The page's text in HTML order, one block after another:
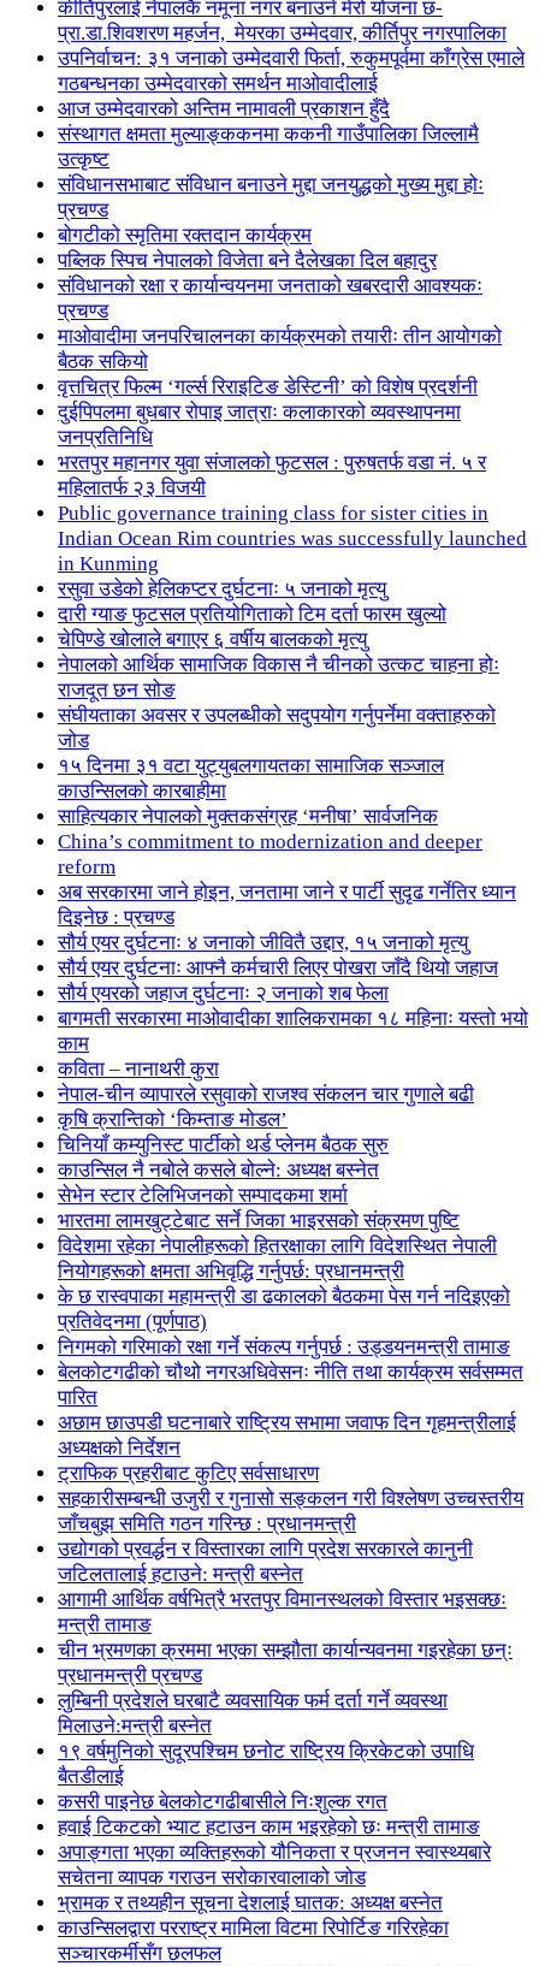
कीर्तिपुरलाई नेपालकै नमूना नगर बनाउने मेरो योजना छ-
प्रा.डा.शिवशरण महर्जन, मेयरका उम्मेदवार, कीर्तिपुर नगरपालिका
उपनिर्वाचन: ३१ जनाको उम्मेदवारी फिर्ता, रुकुमपूर्वमा काँग्रेस एमाले
गठबन्धनका उम्मेदवारको समर्थन माओवादीलाई
आज उम्मेदवारको अन्तिम नामावली प्रकाशन हुँदै
संस्थागत क्षमता मुल्याङ्ककनमा ककनी गाउँपालिका जिल्लामै
उत्कृष्ट
संविधानसभाबाट संविधान बनाउने मुद्दा जनयुद्धको मुख्य मुद्दा होः
प्रचण्ड
बोगटीको स्मृतिमा रक्तदान कार्यक्रम
पब्लिक स्पिच नेपालको विजेता बने दैलेखका दिल बहादुर
संविधानको रक्षा र कार्यान्वयनमा जनताको खबरदारी आवश्यकः
प्रचण्ड
माओवादीमा जनपरिचालनका कार्यक्रमको तयारीः तीन आयोगको
बैठक सकियो
वृत्तचित्र फिल्म ‘गर्ल्स रिराइटिङ डेस्टिनी’ को विशेष प्रदर्शनी
दुईपिपलमा बुधबार रोपाइ जात्राः कलाकारको व्यवस्थापनमा
जनप्रतिनिधि
भरतपुर महानगर युवा संजालको फुटसल : पुरुषतर्फ वडा नं. ५ र
महिलातर्फ २३ विजयी
Public governance training class for sister cities in
Indian Ocean Rim countries was successfully launched
in Kunming
रसुवा उडेको हेलिकप्टर दुर्घटनाः ५ जनाको मृत्यु
दारी ग्याङ फुटसल प्रतियोगिताको टिम दर्ता फारम खुल्यो
चेपिण्डे खोलाले बगाएर ६ वर्षीय बालकको मृत्यु
नेपालको आर्थिक सामाजिक विकास नै चीनको उत्कट चाहना होः
राजदूत छन सोङ
संघीयताका अवसर र उपलब्धीको सदुपयोग गर्नुपर्नेमा वक्ताहरुको
जोड
१५ दिनमा ३१ वटा युट्युबलगायतका सामाजिक सञ्जाल
काउन्सिलको कारबाहीमा
साहित्यकार नेपालको मुक्तकसंग्रह ‘मनीषा’ सार्वजनिक
China’s commitment to modernization and deeper
reform
अब सरकारमा जाने होइन, जनतामा जाने र पार्टी सुदृढ गर्नेतिर ध्यान
दिइनेछ : प्रचण्ड
सौर्य एयर दुर्घटनाः ४ जनाको जीवितै उद्दार, १५ जनाको मृत्यु
सौर्य एयर दुर्घटनाः आफ्नै कर्मचारी लिएर पोखरा जाँदै थियो जहाज
सौर्य एयरको जहाज दुर्घटनाः २ जनाको शब फेला
बागमती सरकारमा माओवादीका शालिकरामका १८ महिनाः यस्तो भयो
काम
कविता – नानाथरी कुरा
नेपाल-चीन व्यापारले रसुवाको राजश्व संकलन चार गुणाले बढी
कृषि क्रान्तिको ‘किम्ताङ मोडल’
चिनियाँ कम्युनिस्ट पार्टीको थर्ड प्लेनम बैठक सुरु
काउन्सिल नै नबोले कसले बोल्ने: अध्यक्ष बस्नेत
सेभेन स्टार टेलिभिजनको सम्पादकमा शर्मा
भारतमा लामखुट्टेबाट सर्ने जिका भाइरसको संक्रमण पुष्टि
विदेशमा रहेका नेपालीहरूको हितरक्षाका लागि विदेशस्थित नेपाली
नियोगहरूको क्षमता अभिवृद्धि गर्नुपर्छ: प्रधानमन्त्री
के छ रास्वपाका महामन्त्री डा ढकालको बैठकमा पेस गर्न नदिइएको
प्रतिवेदनमा (पूर्णपाठ)
निगमको गरिमाको रक्षा गर्ने संकल्प गर्नुपर्छ : उड्डयनमन्त्री तामाङ
बेलकोटगढीको चौथो नगरअधिवेसनः नीति तथा कार्यक्रम सर्वसम्मत
पारित
अछाम छाउपडी घटनाबारे राष्ट्रिय सभामा जवाफ दिन गृहमन्त्रीलाई
अध्यक्षको निर्देशन
ट्राफिक प्रहरीबाट कुटिए सर्वसाधारण
सहकारीसम्बन्धी उजुरी र गुनासो सङ्कलन गरी विश्लेषण उच्चस्तरीय
जाँचबुझ समिति गठन गरिन्छ : प्रधानमन्त्री
उद्योगको प्रवर्द्धन र विस्तारका लागि प्रदेश सरकारले कानुनी
जटिलतालाई हटाउने: मन्त्री बस्नेत
आगामी आर्थिक वर्षभित्रै भरतपुर विमानस्थलको विस्तार भइसक्छः
मन्त्री तामाङ
चीन भ्रमणका क्रममा भएका सम्झौता कार्यान्यवनमा गइरहेका छन्ः
प्रधानमन्त्री प्रचण्ड
लुम्बिनी प्रदेशले घरबाटै व्यवसायिक फर्म दर्ता गर्ने व्यवस्था
मिलाउने:मन्त्री बस्नेत
१९ वर्षमुनिको सुदूरपश्चिम छनोट राष्ट्रिय क्रिकेटको उपाधि
बैतडीलाई
कसरी पाइनेछ बेलकोटगढीबासीले निःशुल्क रगत
हवाई टिकटको भ्याट हटाउन काम भइरहेको छः मन्त्री तामाङ
अपाङ्गता भएका व्यक्तिहरूको यौनिकता र प्रजनन स्वास्थ्यबारे
सचेतना व्यापक गराउन सरोकारवालाको जोड
भ्रामक र तथ्यहीन सूचना देशलाई घातक: अध्यक्ष बस्नेत
काउन्सिलद्वारा परराष्ट्र मामिला विटमा रिपोर्टिङ गरिरहेका
सञ्चारकर्मीसँग छलफल